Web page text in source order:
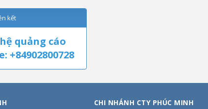
kết
quảng cáo
+84902800728
CHI NHÁNH CTY PHÚC MINH